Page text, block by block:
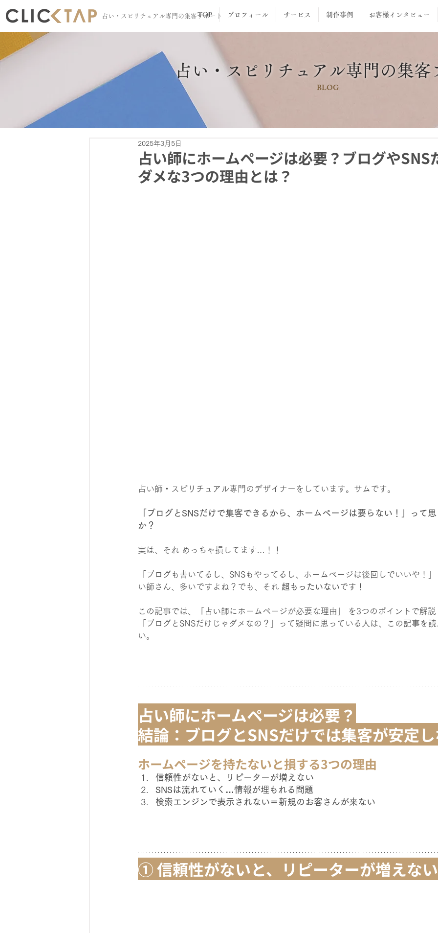
占い・スピリチュアル専門の集客サポート
TOP プロフィール サービス 制作事例 お客様インタビュー
占い・スピリチュアル専門の集客
BLOG
占い師にホームページは必要？ブログやSNS
ダメな3つの理由とは？
2025年3月5日
占い師・スピリチュアル専門のデザイナーをしています。サムです。
「ブログとSNSだけで集客できるから、ホームページは要らない！」って
か？
実は、それ めっちゃ損してます…！！
「ブログも書いてるし、SNSもやってるし、ホームページは後回しでいいや！
い師さん、多いですよね？でも、それ 超もったいないです！
この記事では、「占い師にホームページが必要な理由」 を3つのポイントで解説
「ブログとSNSだけじゃダメなの？」って疑問に思っている人は、この記事を
い。
占い師にホームページは必要？
結論：ブログとSNSだけでは集客が安定
ホームページを持たないと損する3つの理由
信頼性がないと、リピーターが増えない
SNSは流れていく…情報が埋もれる問題
検索エンジンで表示されない＝新規のお客さんが来ない
① 信頼性がないと、リピーターが増えない